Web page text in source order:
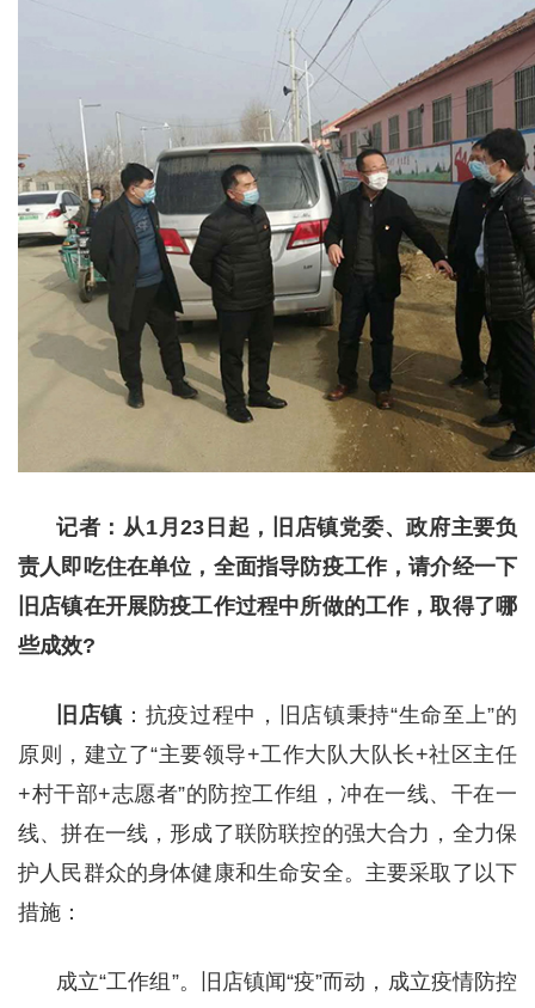
记者：从1月23日起，旧店镇党委、政府主要负
责人即吃住在单位，全面指导防疫工作，请介经一下
旧店镇在开展防疫工作过程中所做的工作，取得了哪
些成效?
旧店镇 ：抗疫过程中，旧店镇秉持“生命至上”的
原则，建立了“主要领导+工作大队大队长+社区主任
+村干部+志愿者”的防控工作组，冲在一线、干在一
线、拼在一线，形成了联防联控的强大合力，全力保
护人民群众的身体健康和生命安全。主要采取了以下
措施：
成立“工作组”。旧店镇闻“疫”而动，成立疫情防控